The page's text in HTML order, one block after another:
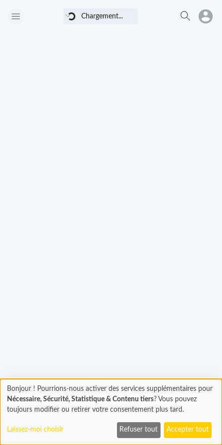
Chargement... Chargement...
Chargement
En cours...
Bonjour ! Pourrions-nous activer des services supplémentaires pour
Nécessaire, Sécurité, Statistique & Contenu tiers? Vous pouvez
toujours modifier ou retirer votre consentement plus tard.
Laissez-moi choisir Refuser tout Accepter tout